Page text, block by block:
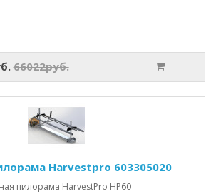
66022руб.
Harvestpro 603305020
пилорама HarvestPro HP60